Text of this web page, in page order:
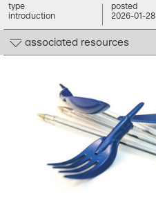
type
introduction
posted
2026-01-28
associated resources